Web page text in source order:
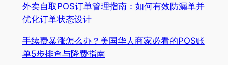
外卖自取POS订单管理指南：如何有效防漏单并
优化订单状态设计
手续费暴涨怎么办？美国华人商家必看的POS账
单5步排查与降费指南